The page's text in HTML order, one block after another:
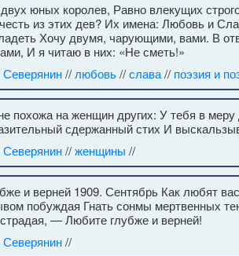
юных королев, Равно влекущих
из этих дев? Их имена: Любовь и
Хочу двумя, чарующими, вами. В
И я читаю в них: «Не сметь!»
Северянин// любовь//слава// поэзия и
похожа на женщин других: У тебя в
сдержанный стих И
Северянин//женщины //
и верней 1909. Сентябрь Как любят
побуждая Гнать сонмы мертвенных
— Любите глубже и верней!
Северянин//